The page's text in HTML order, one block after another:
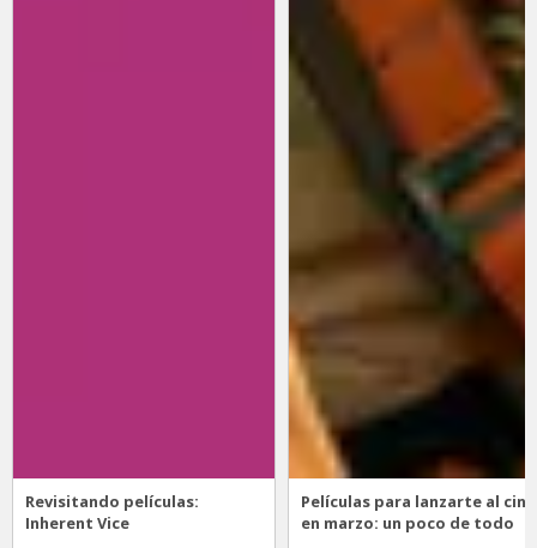
Revisitando películas:
Inherent Vice
Películas para lanzarte al cine
en marzo: un poco de todo